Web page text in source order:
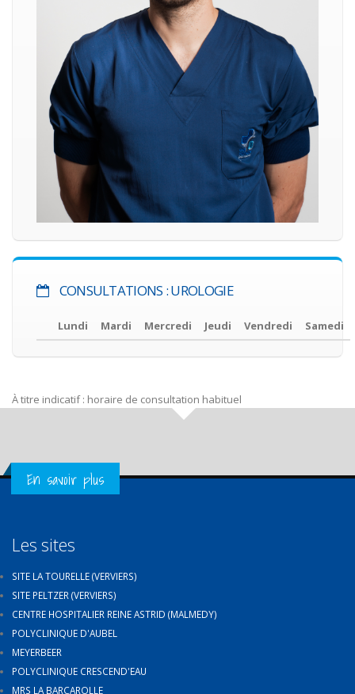
CONSULTATIONS : UROLOGIE
Lundi Mardi Mercredi Jeudi Vendredi Samedi
À titre indicatif : horaire de consultation habituel
Get in Touch
En savoir plus
Les sites
SITE LA TOURELLE (VERVIERS)
SITE PELTZER (VERVIERS)
CENTRE HOSPITALIER REINE ASTRID (MALMEDY)
POLYCLINIQUE D'AUBEL
MEYERBEER
POLYCLINIQUE CRESCEND'EAU
MRS LA BARCAROLLE